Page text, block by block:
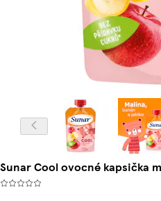
Sunar Cool ovocné kapsička